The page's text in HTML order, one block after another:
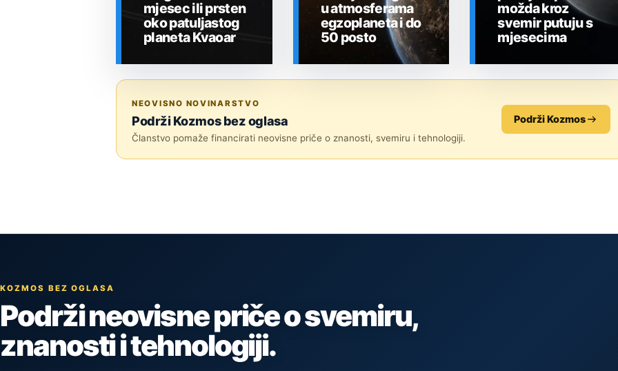
mjesec ili prsten
oko patuljastog
planeta Kvaoar
u atmosferama
egzoplaneta i do
50 posto
možda kroz
svemir putuju s
mjesecima
NEOVISNO NOVINARSTVO
Podrži Kozmos bez oglasa
Članstvo pomaže financirati neovisne priče o znanosti, svemiru i tehnologiji.
Podrži Kozmos
KOZMOS BEZ OGLASA
Podrži neovisne priče o svemiru,
znanosti i tehnologiji.